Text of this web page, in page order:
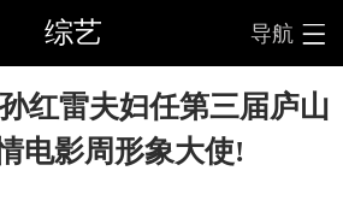
综艺 导航
红雷夫妇任第三届庐山
电影周形象大使!